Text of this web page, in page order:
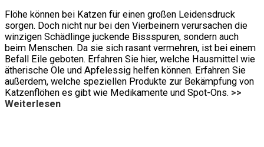
Flöhe können bei Katzen für einen großen Leidensdruck
sorgen. Doch nicht nur bei den Vierbeinern verursachen die
winzigen Schädlinge juckende Bissspuren, sondern auch
beim Menschen. Da sie sich rasant vermehren, ist bei einem
Befall Eile geboten. Erfahren Sie hier, welche Hausmittel wie
ätherische Öle und Apfelessig helfen können. Erfahren Sie
außerdem, welche speziellen Produkte zur Bekämpfung von
Katzenflöhen es gibt wie Medikamente und Spot-Ons. >>
Weiterlesen